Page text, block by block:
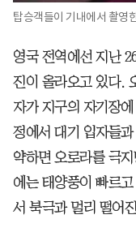
탑승객들이 기내에서 촬
영국 전역에선 지난
진이 올라오고 있다.
자가 지구의 자기장
정에서 대기 입자들
약하면 오로라를 극
에는 태양풍이 빠르
서 북극과 멀리 떨어